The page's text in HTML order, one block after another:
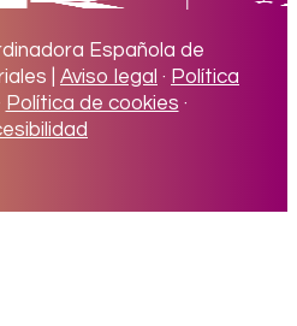
Española de
| Aviso legal · Política
Política de cookies ·